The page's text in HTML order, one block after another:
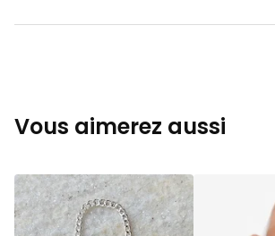
Vous aimerez aussi